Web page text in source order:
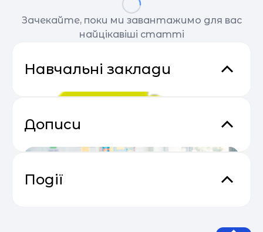
Зачекайте, поки ми завантажимо для вас
найцікавіші статті
Навчальні заклади
Дописи
Події